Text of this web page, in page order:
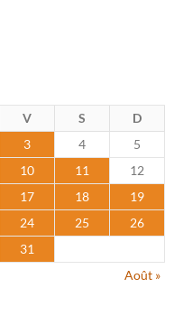
V S
D
3 4
5
10 11
12
17 18
19
24 25
26
31
Août »